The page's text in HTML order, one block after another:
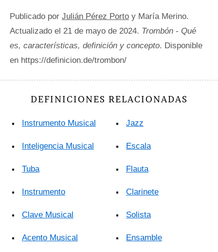
Publicado por Julián Pérez Porto y María Merino.
Actualizado el 21 de mayo de 2024. Trombón - Qué
es, características, definición y concepto. Disponible
en https://definicion.de/trombon/
DEFINICIONES RELACIONADAS
Instrumento Musical
Inteligencia Musical
Tuba
Instrumento
Clave Musical
Acento Musical
Jazz
Escala
Flauta
Clarinete
Solista
Ensamble